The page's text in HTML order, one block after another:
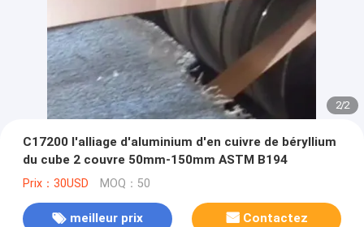
2/2
C17200 l'alliage d'aluminium d'en cuivre de béryllium
du cube 2 couvre 50mm-150mm ASTM B194
Prix：30USD MOQ：50
meilleur prix Contactez